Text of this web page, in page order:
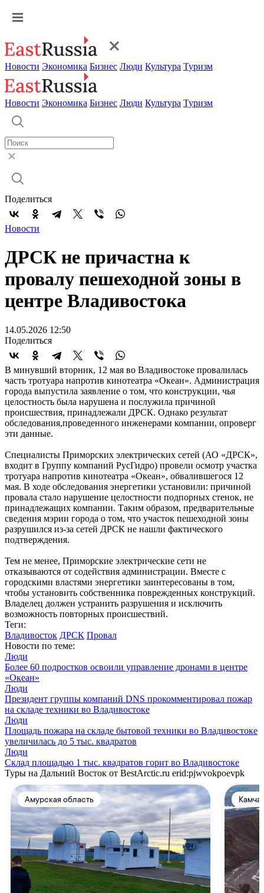
Новости Экономика Бизнес Люди Культура Туризм
Новости Экономика Бизнес Люди Культура Туризм
Поделиться
Новости
ДРСК не причастна к
провалу пешеходной зоны в
центре Владивостока
14.05.2026 12:50
Поделиться
В минувший вторник, 12 мая во Владивостоке провалилась
часть тротуара напротив кинотеатра «Океан». Администрация
города выпустила заявление о том, что конструкции, чья
целостность была нарушена и послужила причиной
происшествия, принадлежали ДРСК. Однако результат
обследования,проведенного инженерами компании, опроверг
эти данные.
Специалисты Приморских электрических сетей (АО «ДРСК»,
входит в Группу компаний РусГидро) провели осмотр участка
тротуара напротив кинотеатра «Океан», обвалившегося 12
мая. В ходе обследования энергетики установили: причиной
провала стало нарушение целостности подпорных стенок, не
принадлежащих компании. Таким образом, предварительные
сведения мэрии города о том, что участок пешеходной зоны
разрушился из-за сетей ДРСК не нашли фактического
подтверждения.
Тем не менее, Приморские электрические сети не
отказываются от содействия администрации. Вместе с
городскими властями энергетики заинтересованы в том,
чтобы установить собственника поврежденных конструкций.
Владелец должен устранить разрушения и исключить
возможность повторных происшествий.
Теги:
Владивосток ДРСК Провал
Новости по теме:
Люди
Более 60 подростков освоили управление дронами в центре
«Океан»
Люди
Президент группы компаний DNS прокомментировал пожар
на складе техники во Владивостоке
Люди
Площадь пожара на складе бытовой техники во Владивостоке
увеличилась до 5 тыс. квадратов
Люди
Склад площадью 1 тыс. квадратов горит во Владивостоке
Туры на Дальний Восток от BestArctic.ru erid:pjwvokpoevpk